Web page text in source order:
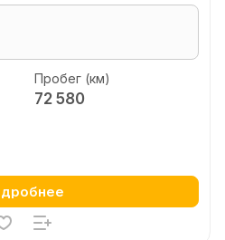
Пробег (км)
72 580